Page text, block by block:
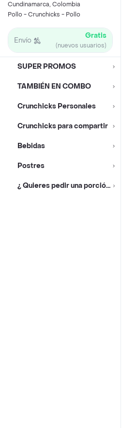
Cundinamarca, Colombia
Pollo - Crunchicks - Pollo
Envío Gratis
(nuevos usuarios)
SUPER PROMOS
TAMBIÉN EN COMBO
Crunchicks Personales
Crunchicks para compartir
Bebidas
Postres
¿ Quieres pedir una porción ?